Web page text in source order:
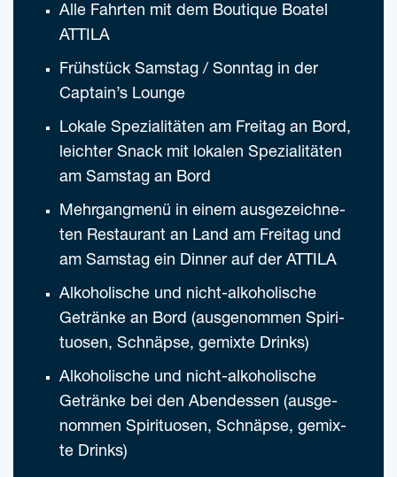
Alle Fahr­ten mit dem Boutique Boatel
ATTILA
Früh­stück Sams­tag / Sonn­tag in der
Captain’s Lounge
Loka­le Spe­zia­li­tä­ten am Frei­tag an Bord,
leich­ter Snack mit loka­len Spe­zia­li­tä­ten
am Sams­tag an Bord
Mehr­gang­me­nü in einem aus­ge­zeich­ne­
ten Restau­rant an Land am Frei­tag und
am Sams­tag ein Din­ner auf der ATTILA
Alko­ho­li­sche und nicht-alko­ho­li­sche
Geträn­ke an Bord (aus­ge­nom­men Spi­ri­
tuo­sen, Schnäp­se, gemix­te Drinks)
Alko­ho­li­sche und nicht-alko­ho­li­sche
Geträn­ke bei den Abend­essen (aus­ge­
nom­men Spi­ri­tuo­sen, Schnäp­se, gemix­
te Drinks)